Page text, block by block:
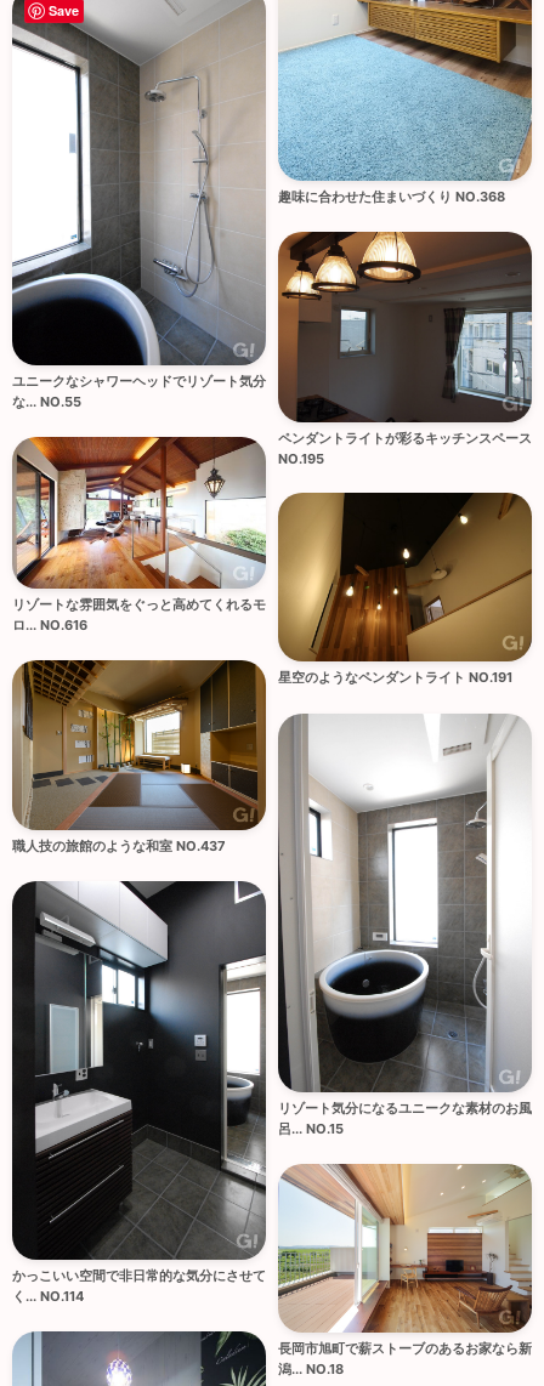
趣味に合わせた住まいづくり NO.368
ユニークなシャワーヘッドでリゾート気分
な... NO.55
ペンダントライトが彩るキッチンスペース
NO.195
リゾートな雰囲気をぐっと高めてくれるモ
ロ... NO.616
星空のようなペンダントライト NO.191
職人技の旅館のような和室 NO.437
リゾート気分になるユニークな素材のお風
呂... NO.15
かっこいい空間で非日常的な気分にさせて
く... NO.114
長岡市旭町で薪ストーブのあるお家なら新
潟... NO.18
Save